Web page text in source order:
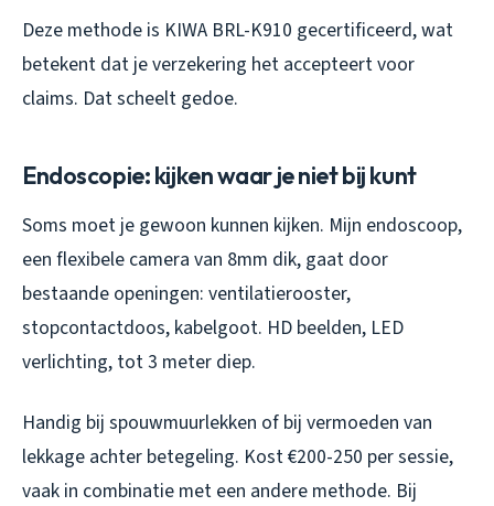
Deze methode is KIWA BRL-K910 gecertificeerd, wat
betekent dat je verzekering het accepteert voor
claims. Dat scheelt gedoe.
Endoscopie: kijken waar je niet bij kunt
Soms moet je gewoon kunnen kijken. Mijn endoscoop,
een flexibele camera van 8mm dik, gaat door
bestaande openingen: ventilatierooster,
stopcontactdoos, kabelgoot. HD beelden, LED
verlichting, tot 3 meter diep.
Handig bij spouwmuurlekken of bij vermoeden van
lekkage achter betegeling. Kost €200-250 per sessie,
vaak in combinatie met een andere methode. Bij